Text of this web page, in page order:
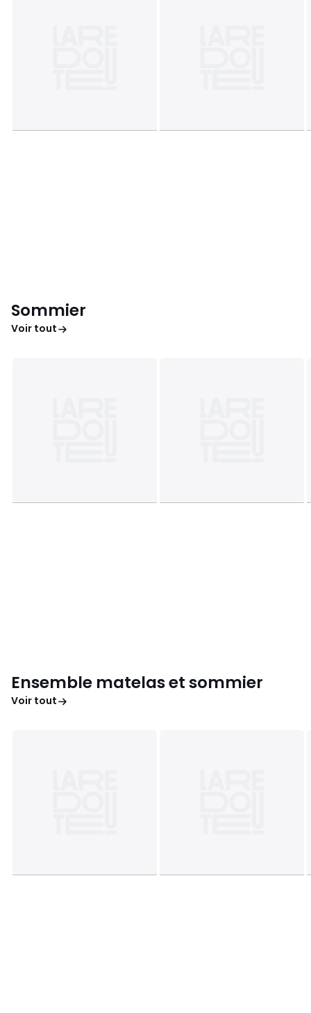
Sommier
Voir tout
Ensemble matelas et sommier
Voir tout